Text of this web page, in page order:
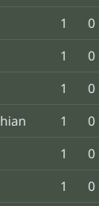
1 0
1 0
1 0
1 0
1 0
1 0